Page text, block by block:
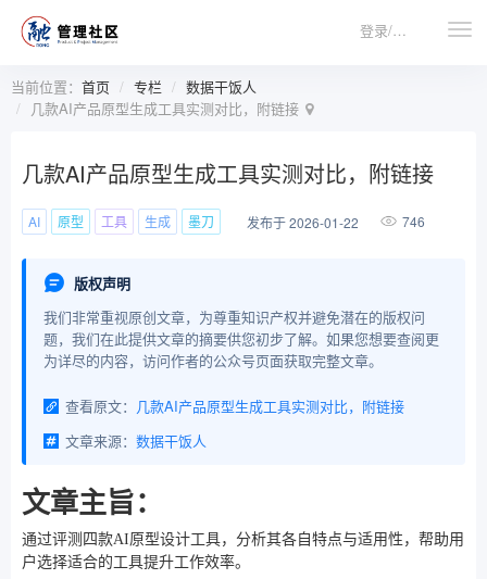
登录/注册
当前位置： 首页 专栏
数据干饭人
几款AI产品原型生成工具实测对比，附链接
几款AI产品原型生成工具实测对比，附链接
AI 原型 工具 生成 墨刀 发布于 2026-01-22 746
版权声明
我们非常重视原创文章，为尊重知识产权并避免潜在的版权问
题，我们在此提供文章的摘要供您初步了解。如果您想要查阅更
为详尽的内容，访问作者的公众号页面获取完整文章。
查看原文： 几款AI产品原型生成工具实测对比，附链接
文章来源： 数据干饭人
文章主旨：
通过评测四款AI原型设计工具，分析其各自特点与适用性，帮助用
户选择适合的工具提升工作效率。